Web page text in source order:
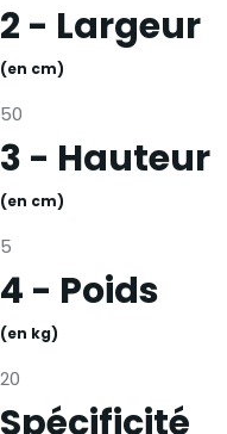
2 - Largeur
(en cm)
50
3 - Hauteur
(en cm)
5
4 - Poids
(en kg)
20
Spécificité